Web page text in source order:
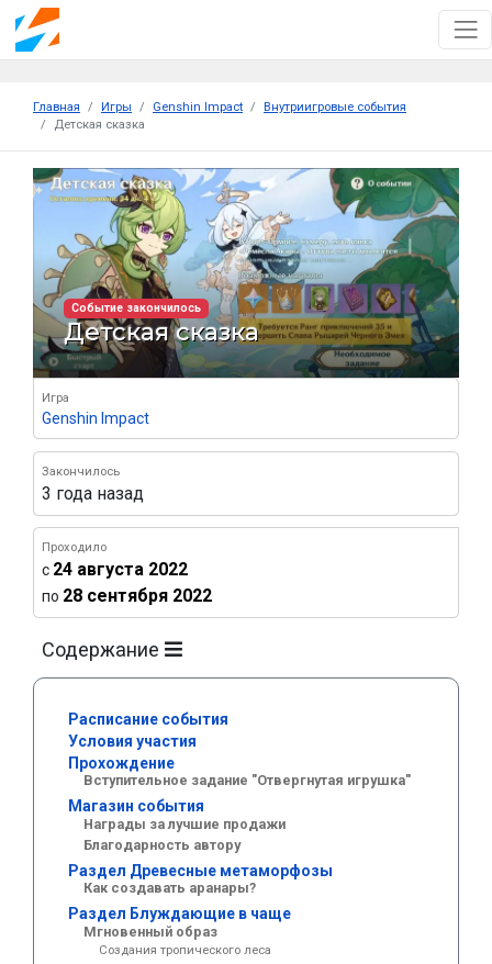
Главная Игры Genshin Impact
Внутриигровые события
Детская сказка
Cобытие закончилось
Детская сказка
Игра
Genshin Impact
Закончилось
3 года назад
Проходило
c 24 августа 2022
по 28 сентября 2022
Содержание
Расписание события
Условия участия
Прохождение
Вступительное задание "Отвергнутая игрушка"
Магазин события
Награды за лучшие продажи
Благодарность автору
Раздел Древесные метаморфозы
Как создавать аранары?
Раздел Блуждающие в чаще
Мгновенный образ
Создания тропического леса